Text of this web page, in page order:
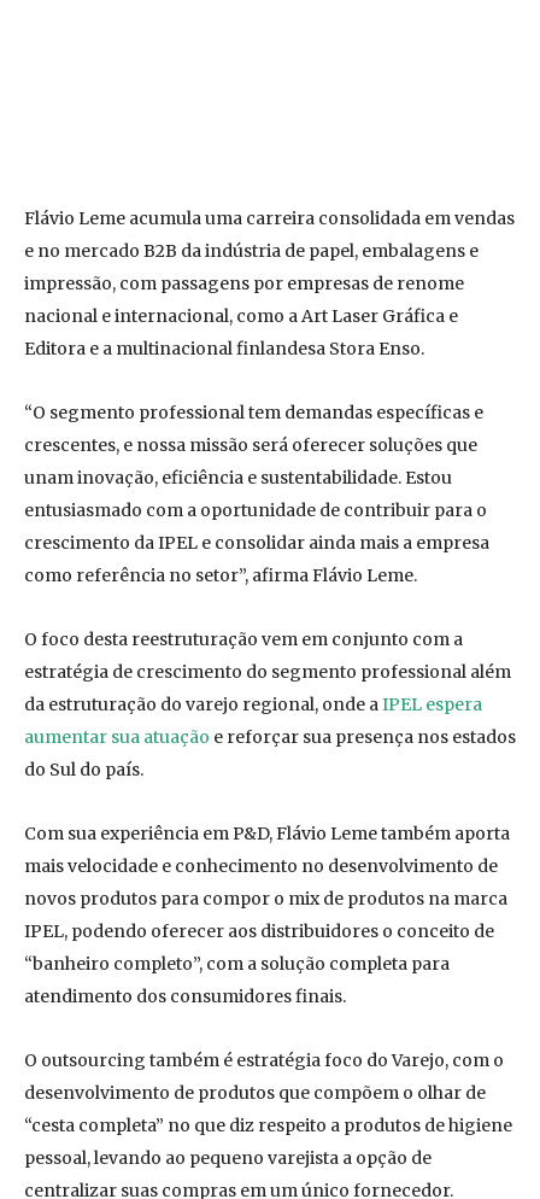
Flávio Leme acumula uma carreira consolidada em vendas
e no mercado B2B da indústria de papel, embalagens e
impressão, com passagens por empresas de renome
nacional e internacional, como a Art Laser Gráfica e
Editora e a multinacional finlandesa Stora Enso.
“O segmento professional tem demandas específicas e
crescentes, e nossa missão será oferecer soluções que
unam inovação, eficiência e sustentabilidade. Estou
entusiasmado com a oportunidade de contribuir para o
crescimento da IPEL e consolidar ainda mais a empresa
como referência no setor”, afirma Flávio Leme.
O foco desta reestruturação vem em conjunto com a
estratégia de crescimento do segmento professional além
da estruturação do varejo regional, onde aIPEL espera
aumentar sua atuação e reforçar sua presença nos estados
do Sul do país.
Com sua experiência em P&D, Flávio Leme também aporta
mais velocidade e conhecimento no desenvolvimento de
novos produtos para compor o mix de produtos na marca
IPEL, podendo oferecer aos distribuidores o conceito de
“banheiro completo”, com a solução completa para
atendimento dos consumidores finais.
O outsourcing também é estratégia foco do Varejo, com o
desenvolvimento de produtos que compõem o olhar de
“cesta completa” no que diz respeito a produtos de higiene
pessoal, levando ao pequeno varejista a opção de
centralizar suas compras em um único fornecedor.